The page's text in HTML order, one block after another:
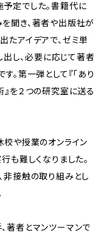
定でした。書籍代に
聞き、著者や出版社が
たアイデアで、ゼミ単
し、必要に応じて著者
。第一弾として『「あり
を２つの研究室に送る
校や授業のオンライン
も難しくなりました。
非接触の取り組みとし
著者とマンツーマンで